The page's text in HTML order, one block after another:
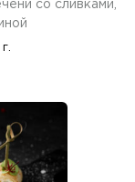
со сливками,